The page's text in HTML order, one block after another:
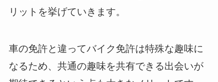
リットを挙げていきます。
車の免許と違ってバイク免許は特殊な趣味に
なるため、共通の趣味を共有できる出会いが